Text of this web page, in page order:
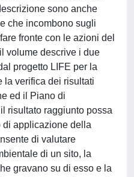
sono anche
che incombono sugli
fronte con le azioni del
volume descrive i due
progetto LIFE per la
la verifica dei risultati
ed il Piano di
risultato raggiunto possa
di applicazione della
di valutare
di un sito, la
gravano su di esso e la